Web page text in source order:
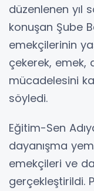
düzenlenen yıl
konuşan Şube
emekçilerinin
çekerek, emek,
mücadelesini
söyledi.
Eğitim-Sen
dayanışma
emekçileri ve
gerçekleştirildi.